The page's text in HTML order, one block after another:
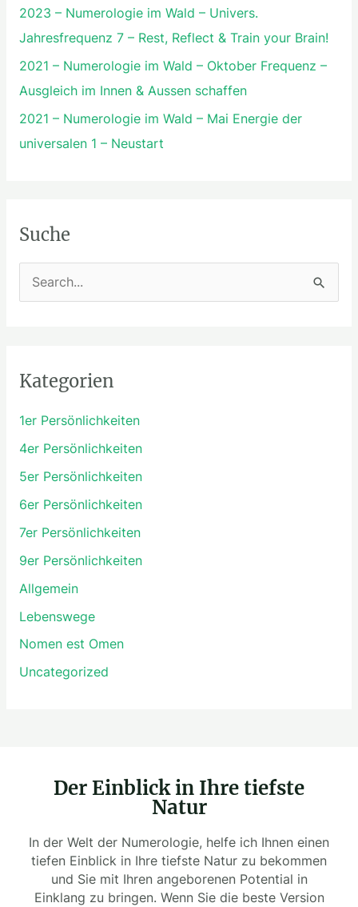
2023 – Numerologie im Wald – Univers.
Jahresfrequenz 7 – Rest, Reflect & Train your Brain!
2021 – Numerologie im Wald – Oktober Frequenz –
Ausgleich im Innen & Aussen schaffen
2021 – Numerologie im Wald – Mai Energie der
universalen 1 – Neustart
Suche
e
c
h
:
Kategorien
1er Persönlichkeiten
4er Persönlichkeiten
5er Persönlichkeiten
6er Persönlichkeiten
7er Persönlichkeiten
9er Persönlichkeiten
Allgemein
Lebenswege
Nomen est Omen
Uncategorized
Der Einblick in Ihre tiefste
Natur
In der Welt der Numerologie, helfe ich Ihnen einen
tiefen Einblick in Ihre tiefste Natur zu bekommen
und Sie mit Ihren angeborenen Potential in
Einklang zu bringen. Wenn Sie die beste Version